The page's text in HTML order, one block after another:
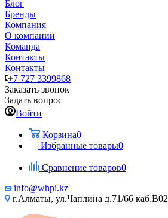
Блог
Бренды
Компания
О компании
Команда
Контакты
Контакты
+7 727 3399868
Заказать звонок
Задать вопрос
Войти
Корзина0
Избранные товары0
Сравнение товаров0
info@whpi.kz
г.Алматы, ул.Чаплина д.71/66 каб.B02